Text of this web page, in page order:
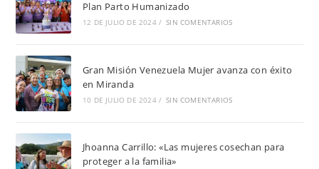
Plan Parto Humanizado
12 DE JULIO DE 2024 / SIN COMENTARIOS
Gran Misión Venezuela Mujer avanza con éxito
en Miranda
10 DE JULIO DE 2024 / SIN COMENTARIOS
Jhoanna Carrillo: «Las mujeres cosechan para
proteger a la familia»